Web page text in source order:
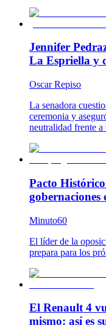
Jennifer
La Espriella y
Oscar Repiso
La senadora
ceremonia y
neutralidad frente a
Pacto
gobernaciones
Minuto60
El líder de la
prepara para los
El Renault 4
mismo: así es